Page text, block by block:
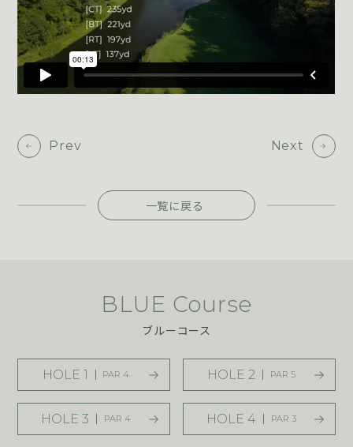
Prev Next
一覧に戻る
BLUE Course
ブルーコース
HOLE 1 PAR 4 HOLE 2 PAR 5
HOLE 3 PAR 4 HOLE 4 PAR 3